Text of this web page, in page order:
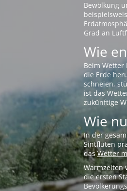
Bewölkung
Grad an
Wie
Beim
die Erde
schneien,
ist das
zukünftige
Wie
In der
Sintfluten
dasWetter
Warmzeiten
die ersten